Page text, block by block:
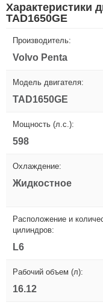
Характеристики
TAD1650GE
Производитель:
Volvo Penta
Модель двигателя:
TAD1650GE
Мощность (л.с.):
598
Охлаждение:
Жидкостное
Расположение и
цилиндров:
L6
Рабочий объем (л):
16.12